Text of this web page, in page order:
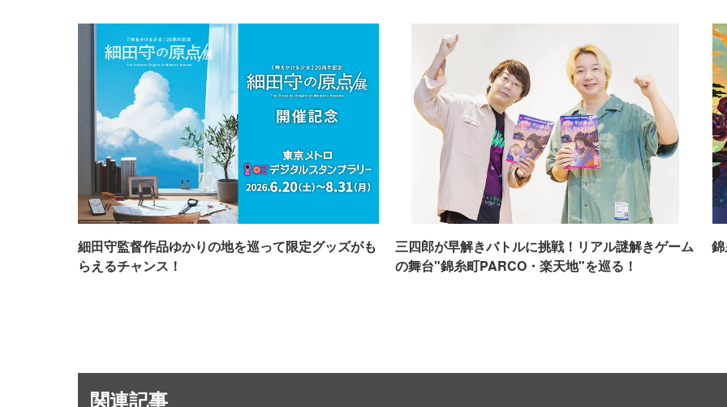
細田守監督作品ゆかりの地を巡って限定グッズがも
らえるチャンス！
三四郎が早解きバトルに挑戦！リアル謎解きゲーム
の舞台"錦糸町PARCO・楽天地"を巡る！
関連記事